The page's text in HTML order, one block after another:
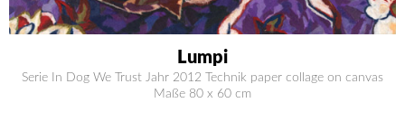
Lumpi
Serie In Dog We Trust Jahr 2012 Technik paper collage on canvas
Maße 80 x 60 cm